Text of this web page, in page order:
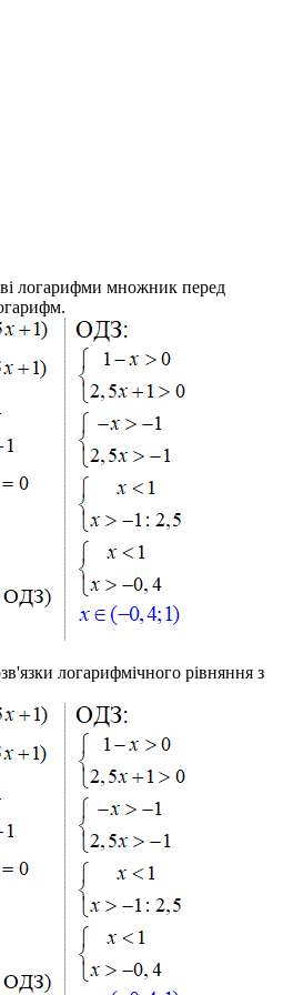
логарифми множник перед
логарифмічного рівняння з